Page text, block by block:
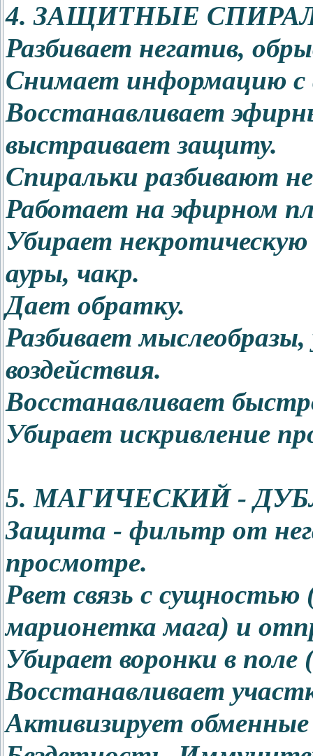
4. ЗАЩИТНЫЕ
Разбивает негатив,
Снимает информацию
Восстанавливает
выстраивает защиту.
Спиральки разбивают
Работает на эфирном
Убирает
ауры, чакр.
Дает обратку.
Разбивает
воздействия.
Восстанавливает
Убирает искривление
5. МАГИЧЕСКИЙ -
Защита - фильтр от
просмотре.
Рвет связь с сущностью
марионетка мага) и
Убирает воронки в поле
Восстанавливает
Активизирует обменные